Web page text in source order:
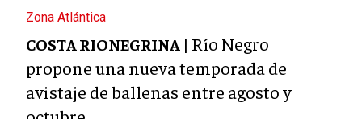
Zona Atlántica
COSTA RIONEGRINA | Río Negro
propone una nueva temporada de
avistaje de ballenas entre agosto y